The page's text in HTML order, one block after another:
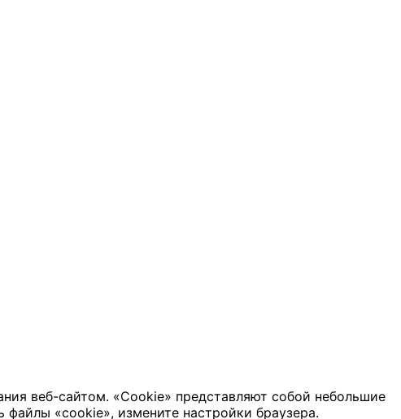
веб-сайтом. «Cookie» представляют собой небольшие
«cookie», измените настройки браузера.